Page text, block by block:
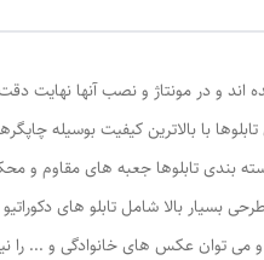
و در مونتاژ و نصب آنها نهایت
با بالاترین کیفیت بوسیله
تابلوها جعبه های مقاوم و
بالا شامل تابلو های
عکس های خانوادگی و ... را نیز